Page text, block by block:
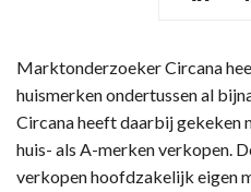
Marktonderzoeker Circana
huismerken ondertussen al
Circana heeft daarbij gekeken
huis- als A-merken verkopen.
verkopen hoofdzakelijk eigen